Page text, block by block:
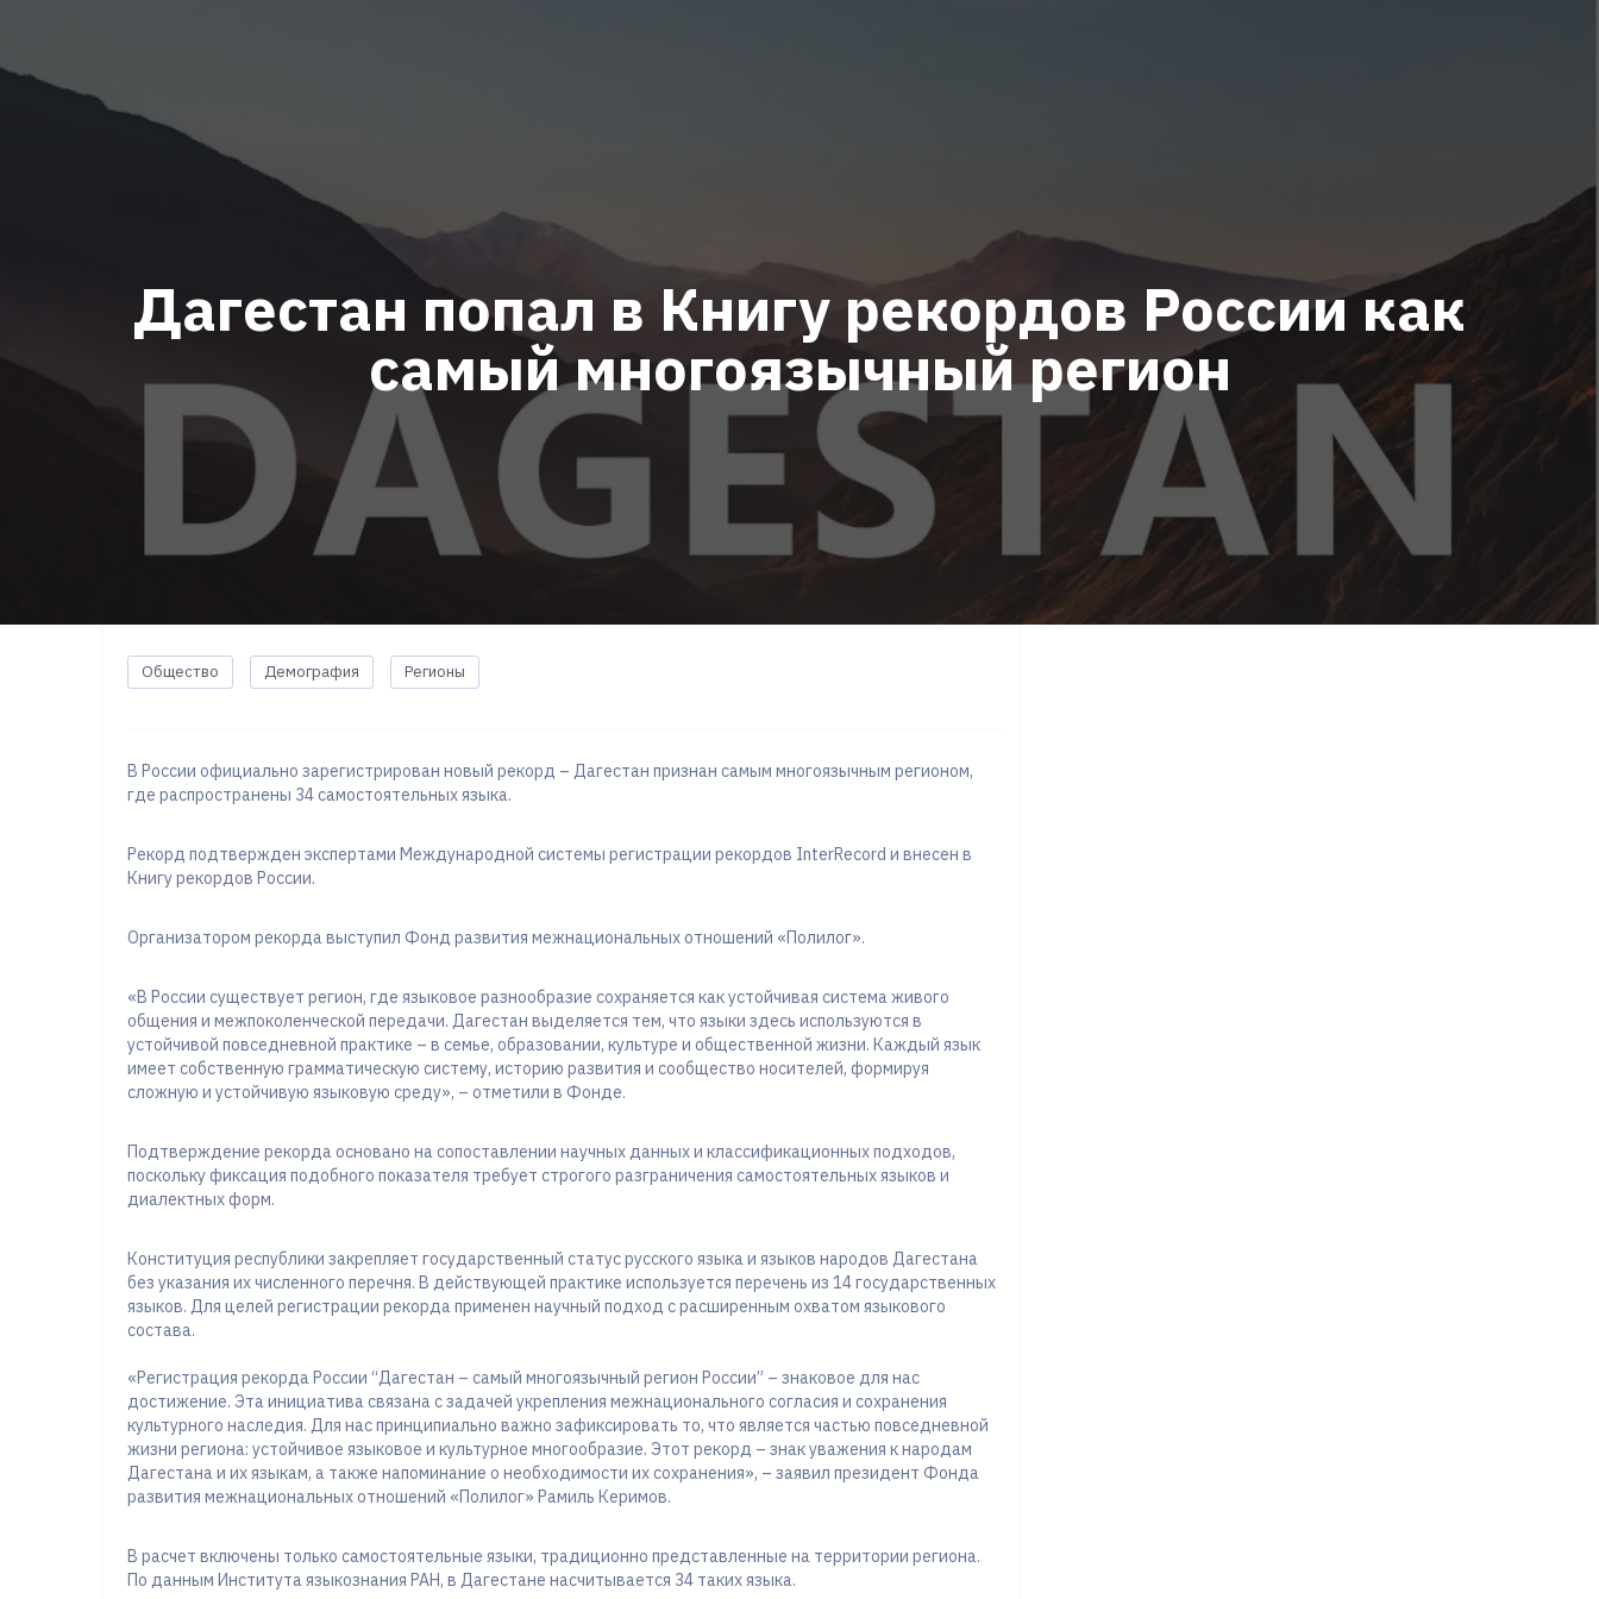
Дагестан попал в Книгу рекордов России как
самый многоязычный регион
Общество Демография Регионы
В России официально зарегистрирован новый рекорд – Дагестан признан самым многоязычным регионом,
где распространены 34 самостоятельных языка.
Рекорд подтвержден экспертами Международной системы регистрации рекордов InterRecord и внесен в
Книгу рекордов России.
Организатором рекорда выступил Фонд развития межнациональных отношений «Полилог».
«В России существует регион, где языковое разнообразие сохраняется как устойчивая система живого
общения и межпоколенческой передачи. Дагестан выделяется тем, что языки здесь используются в
устойчивой повседневной практике – в семье, образовании, культуре и общественной жизни. Каждый язык
имеет собственную грамматическую систему, историю развития и сообщество носителей, формируя
сложную и устойчивую языковую среду», – отметили в Фонде.
Подтверждение рекорда основано на сопоставлении научных данных и классификационных подходов,
поскольку фиксация подобного показателя требует строгого разграничения самостоятельных языков и
диалектных форм.
Конституция республики закрепляет государственный статус русского языка и языков народов Дагестана
без указания их численного перечня. В действующей практике используется перечень из 14 государственных
языков. Для целей регистрации рекорда применен научный подход с расширенным охватом языкового
состава.
«Регистрация рекорда России “Дагестан – самый многоязычный регион России” – знаковое для нас
достижение. Эта инициатива связана с задачей укрепления межнационального согласия и сохранения
культурного наследия. Для нас принципиально важно зафиксировать то, что является частью повседневной
жизни региона: устойчивое языковое и культурное многообразие. Этот рекорд – знак уважения к народам
Дагестана и их языкам, а также напоминание о необходимости их сохранения», – заявил президент Фонда
развития межнациональных отношений «Полилог» Рамиль Керимов.
В расчет включены только самостоятельные языки, традиционно представленные на территории региона.
По данным Института языкознания РАН, в Дагестане насчитывается 34 таких языка.